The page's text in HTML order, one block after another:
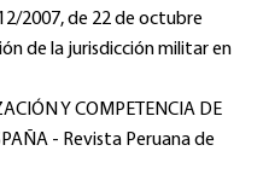
2007, de 22 de octubre
de la jurisdicción militar en
Y COMPETENCIA DE
- Revista Peruana de